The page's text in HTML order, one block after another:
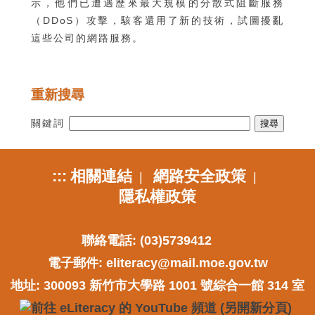
示，他們已遭遇歷來最大規模的分散式阻斷服務
（DDoS）攻擊，駭客還用了新的技術，試圖擾亂
這些公司的網路服務。
重新搜尋
關鍵詞
::: 相關連結| 網路安全政策|
隱私權政策
聯絡電話: (03)5739412
電子郵件: eliteracy@mail.moe.gov.tw
地址: 300093 新竹市大學路 1001 號綜合一館 314 室